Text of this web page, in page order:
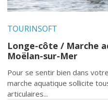
TOURINSOFT
Longe-côte / Marche
Moëlan-sur-Mer
Pour se sentir bien dans
marche aquatique sollicite
articulaires...